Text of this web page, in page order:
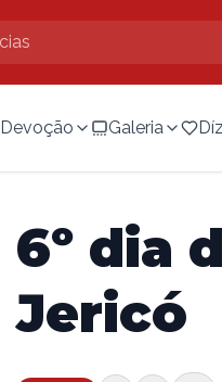
Devoção Galeria
6º dia
Jericó